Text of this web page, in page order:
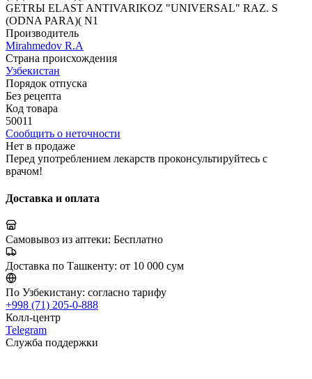
GЕTRЫ ELAST ANTIVARIKOZ "UNIVERSAL" RAZ. S
(ODNA PARA)( N1
Производитель
Mirahmedov R.A
Страна происхождения
Узбекистан
Порядок отпуска
Без рецепта
Код товара
50011
Сообщить о неточности
Нет в продаже
Перед употреблением лекарств проконсультируйтесь с
врачом!
Доставка и оплата
Самовывоз из аптеки: Бесплатно
Доставка по Ташкенту: от 10 000 сум
По Узбекистану: согласно тарифу
+998 (71) 205-0-888
Колл-центр
Telegram
Служба поддержки